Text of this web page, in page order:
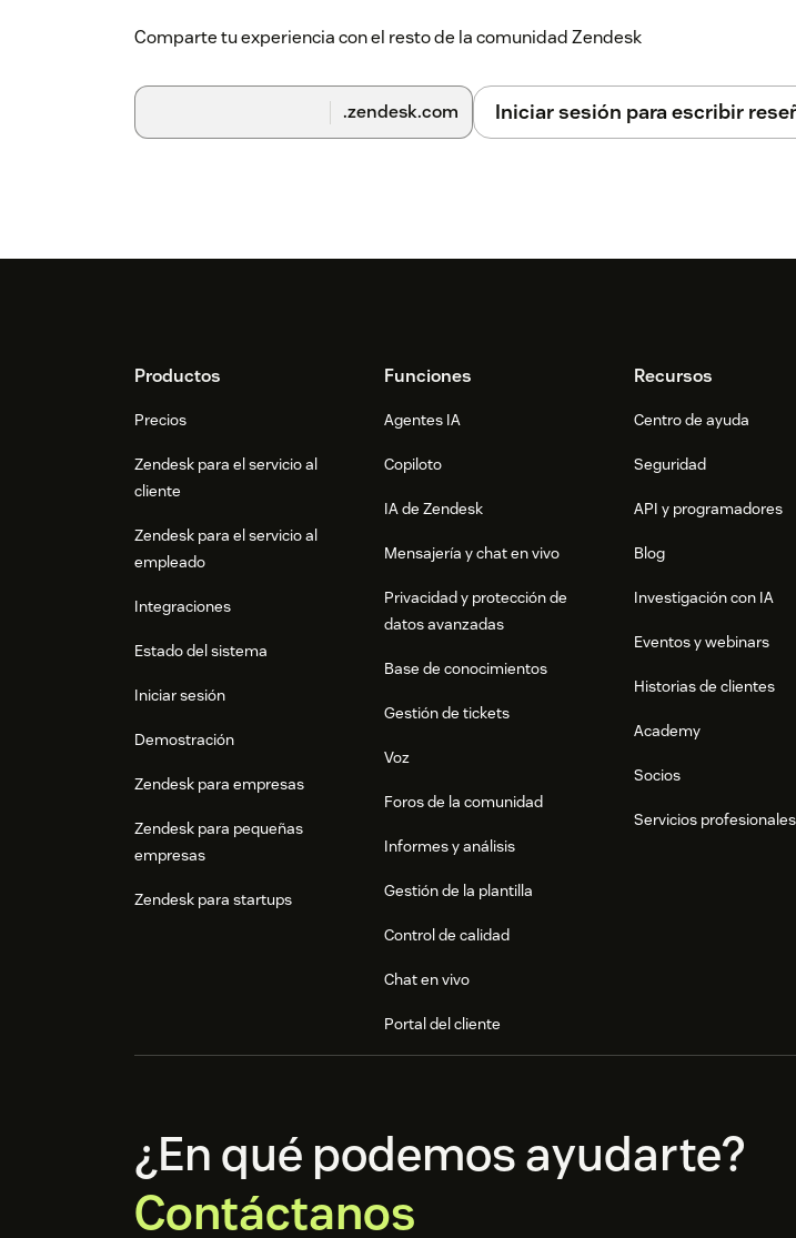
Comparte tu experiencia con el resto de la comunidad Zendesk
.zendesk.com Iniciar sesión para escribir
FooterProductos
Precios
Zendesk para el servicio al
cliente
Zendesk para el servicio al
empleado
Integraciones
Estado del sistema
Iniciar sesión
Demostración
Zendesk para empresas
Zendesk para pequeñas
empresas
Zendesk para startups
Funciones
Agentes IA
Copiloto
IA de Zendesk
Mensajería y chat en vivo
Privacidad y protección de
datos avanzadas
Base de conocimientos
Gestión de tickets
Voz
Foros de la comunidad
Informes y análisis
Gestión de la plantilla
Control de calidad
Chat en vivo
Portal del cliente
Recursos
Centro de ayuda
Seguridad
API y programadores
Blog
Investigación con IA
Eventos y webinars
Historias de clientes
Academy
Socios
Servicios profesionales
¿En qué podemos ayudarte?
Contáctanos